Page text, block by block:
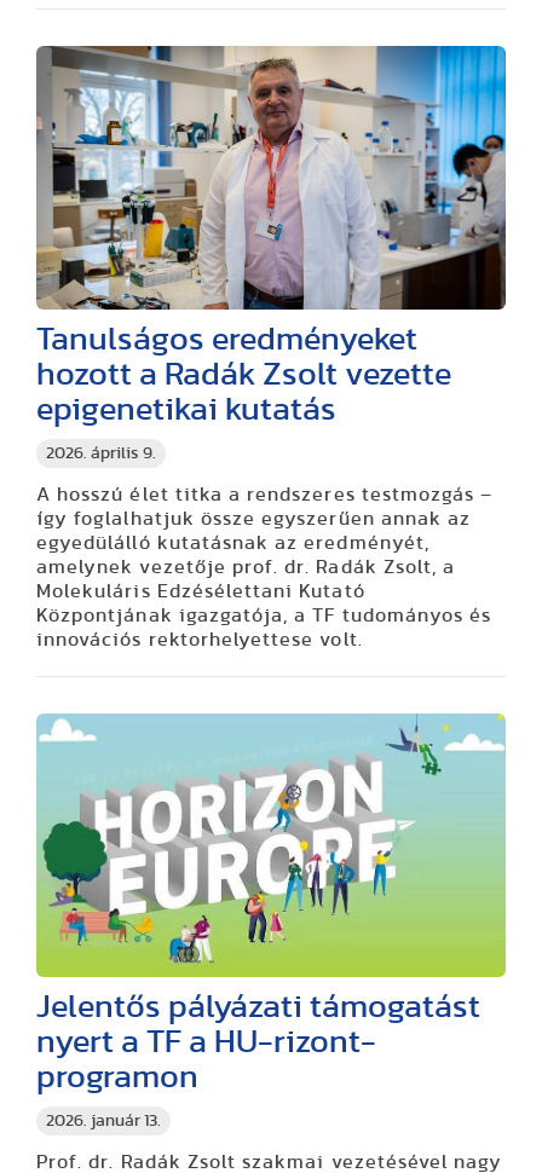
2026. április 9.
Tanulságos eredményeket
hozott a Radák Zsolt vezette
epigenetikai kutatás
A hosszú élet titka a rendszeres testmozgás –
így foglalhatjuk össze egyszerűen annak az
egyedülálló kutatásnak az eredményét,
amelynek vezetője prof. dr. Radák Zsolt, a
Molekuláris Edzésélettani Kutató
Központjának igazgatója, a TF tudományos és
innovációs rektorhelyettese volt.
2026. január 13.
Jelentős pályázati támogatást
nyert a TF a HU-rizont-
programon
Prof. dr. Radák Zsolt szakmai vezetésével nagy